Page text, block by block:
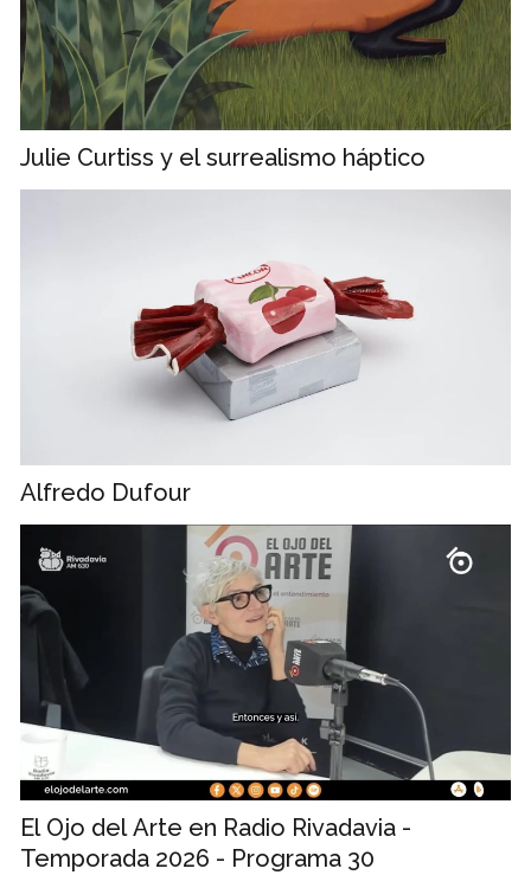
Julie Curtiss y el surrealismo háptico
Alfredo Dufour
El Ojo del Arte en Radio Rivadavia -
Temporada 2026 - Programa 30